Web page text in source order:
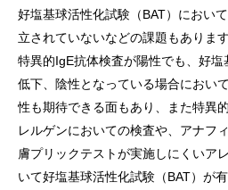
好塩基球活性化試験（BAT）におい
立されていないなどの課題もありま
特異的IgE抗体検査が陽性でも、好
低下、陰性となっている場合におい
性も期待できる面もあり、また特異
レルゲンにおいての検査や、アナフ
膚プリックテストが実施しにくいア
いて好塩基球活性化試験（BAT）が